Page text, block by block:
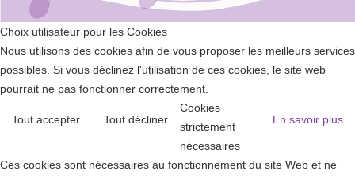
Choix utilisateur pour les Cookies
Nous utilisons des cookies afin de vous proposer les meilleurs services
possibles. Si vous déclinez l'utilisation de ces cookies, le site web
pourrait ne pas fonctionner correctement.
Tout accepter Tout décliner En savoir plus
Cookies
strictement
nécessaires
Ces cookies sont nécessaires au fonctionnement du site Web et ne